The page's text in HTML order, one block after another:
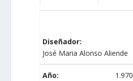
Diseñador:
José Maria Alonso Aliende
Año: 1.970